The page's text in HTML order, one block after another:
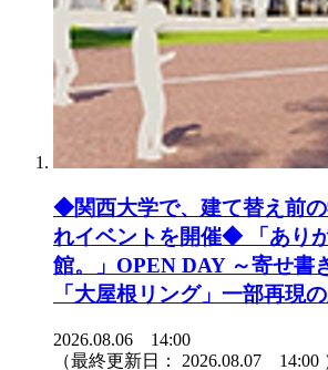
◆関西大学で、建て替え前の
れイベントを開催◆ 「あり
館。」OPEN DAY ～寄せ書
「大屋根リング」一部再現
2026.08.06 14:00
（最終更新日： 2026.08.07 14:00